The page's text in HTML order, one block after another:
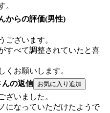
。
からの評価(男性)
ございます。
すべて調整されていたと喜
くお願いします。
んの返信
ざいました。
になっていただけたようで